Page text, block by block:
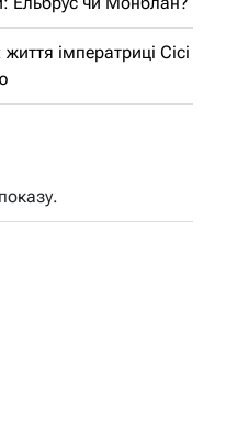
імператриці Сісі